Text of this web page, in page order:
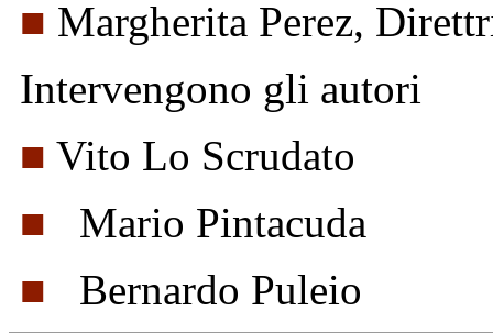
■ Margherita Perez,
Intervengono gli autori
■ Vito Lo Scrudato
■
Mario Pintacuda
■
Bernardo Puleio